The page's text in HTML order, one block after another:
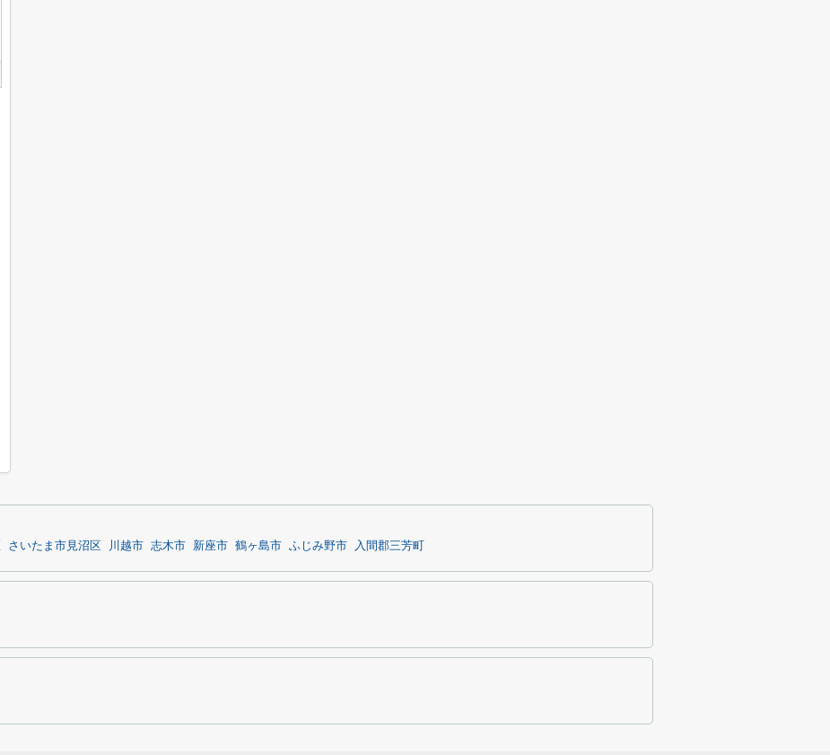
さいたま市見沼区 川越市 志木市 新座市 鶴ヶ島市 ふじみ野市 入間郡三芳町